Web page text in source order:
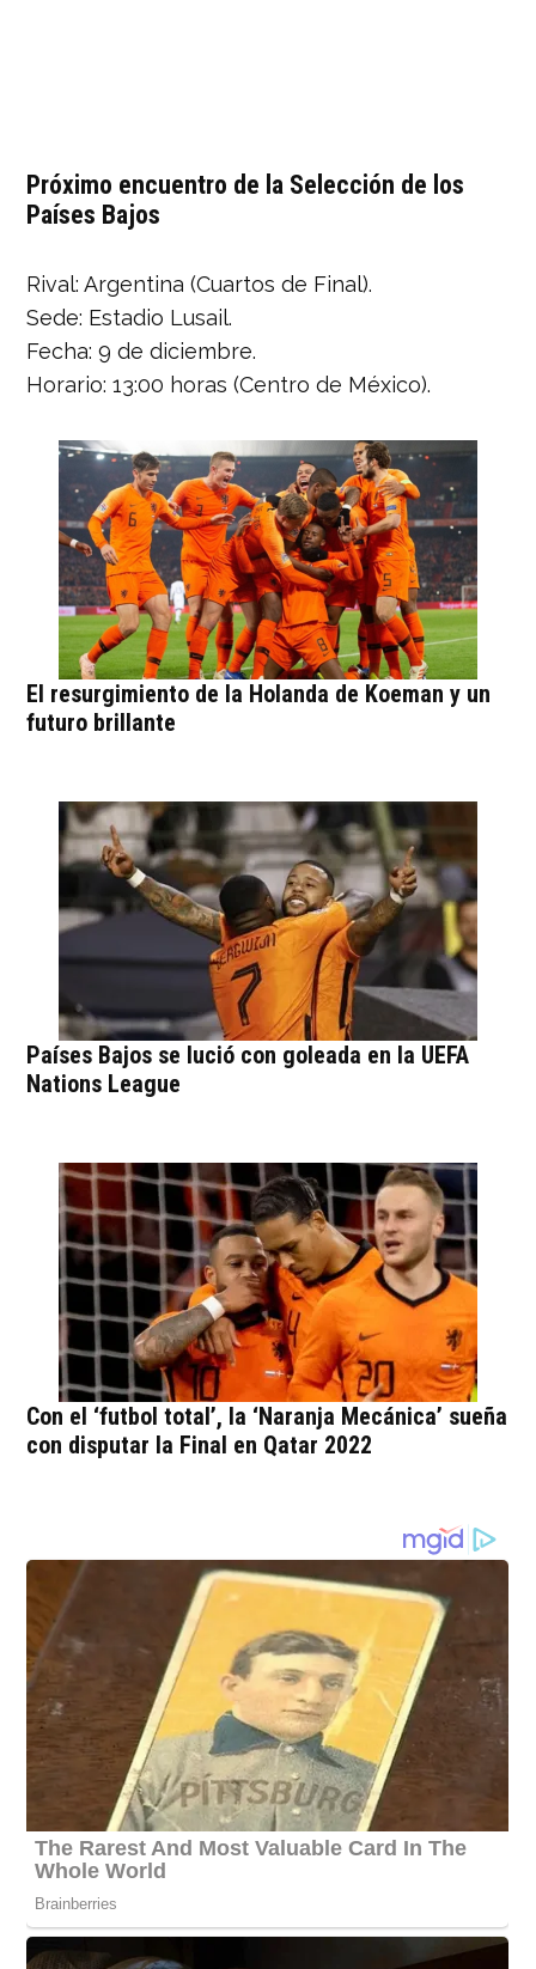
Próximo encuentro de la Selección de los
Países Bajos
Rival: Argentina (Cuartos de Final).
Sede: Estadio Lusail.
Fecha: 9 de diciembre.
Horario: 13:00 horas (Centro de México).
El resurgimiento de la Holanda de Koeman y un
futuro brillante
Países Bajos se lució con goleada en la UEFA
Nations League
Con el ‘futbol total’, la ‘Naranja Mecánica’ sueña
con disputar la Final en Qatar 2022